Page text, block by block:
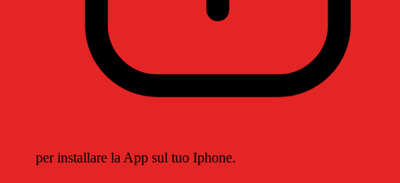
per installare la App sul tuo Iphone.